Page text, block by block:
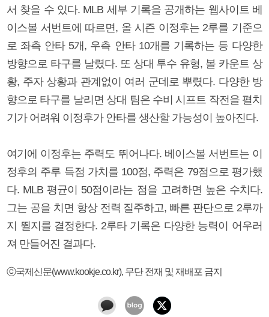
서 찾을 수 있다. MLB 세부 기록을 공개하는 웹사이트 베
이스볼 서번트에 따르면, 올 시즌 이정후는 2루를 기준으
로 좌측 안타 5개, 우측 안타 10개를 기록하는 등 다양한
방향으로 타구를 날렸다. 또 상대 투수 유형, 볼 카운트 상
황, 주자 상황과 관계없이 여러 군데로 뿌렸다. 다양한 방
향으로 타구를 날리면 상대 팀은 수비 시프트 작전을 펼치
기가 어려워 이정후가 안타를 생산할 가능성이 높아진다.
여기에 이정후는 주력도 뛰어나다. 베이스볼 서번트는 이
정후의 주루 득점 가치를 100점, 주력은 79점으로 평가했
다. MLB 평균이 50점이라는 점을 고려하면 높은 수치다.
그는 공을 치면 항상 전력 질주하고, 빠른 판단으로 2루까
지 뛸지를 결정한다. 2루타 기록은 다양한 능력이 어우러
져 만들어진 결과다.
ⓒ국제신문(www.kookje.co.kr), 무단 전재 및 재배포 금지